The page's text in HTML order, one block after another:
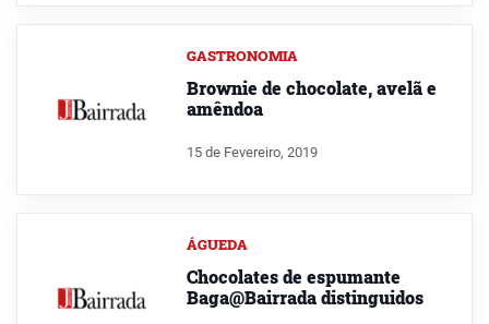
GASTRONOMIA
Brownie de chocolate, avelã e
amêndoa
15 de Fevereiro, 2019
ÁGUEDA
Chocolates de espumante
Baga@Bairrada distinguidos